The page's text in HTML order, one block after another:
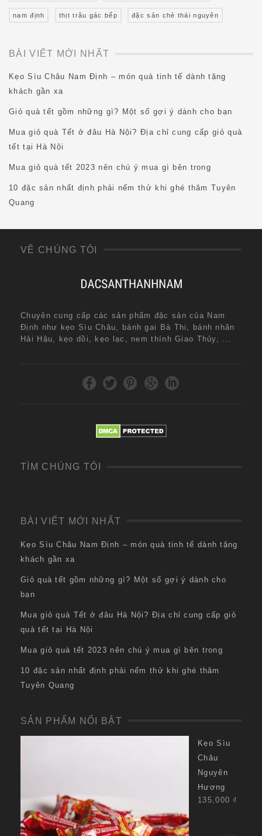
nam định thịt trâu gác bếp đặc sản chè thái nguyên
BÀI VIẾT MỚI NHẤT
Kẹo Sìu Châu Nam Định – món quà tinh tế dành tặng
khách gần xa
Giỏ quà tết gồm những gì? Một số gợi ý dành cho bạn
Mua giỏ quà Tết ở đâu Hà Nội? Địa chỉ cung cấp giỏ quà
tết tại Hà Nội
Mua giỏ quà tết 2023 nên chú ý mua gì bên trong
10 đặc sản nhất định phải nếm thử khi ghé thăm Tuyên
Quang
VỀ CHÚNG TÔI
Chuyên cung cấp các sản phẩm đặc sản của Nam
Định như kẹo Sìu Châu, bánh gai Bà Thi, bánh nhãn
Hải Hậu, kẹo dồi, kẹo lạc, nem thính Giao Thủy, ...
TÌM CHÚNG TÔI
BÀI VIẾT MỚI NHẤT
Kẹo Sìu Châu Nam Định – món quà tinh tế dành tặng
khách gần xa
Giỏ quà tết gồm những gì? Một số gợi ý dành cho
bạn
Mua giỏ quà Tết ở đâu Hà Nội? Địa chỉ cung cấp giỏ
quà tết tại Hà Nội
Mua giỏ quà tết 2023 nên chú ý mua gì bên trong
10 đặc sản nhất định phải nếm thử khi ghé thăm
Tuyên Quang
SẢN PHẨM NỔI BẬT
Kẹo Sìu
Châu
Nguyên
Hương
135,000 ₫